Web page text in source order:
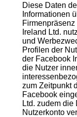
Diese Daten
Informationen
Ireland Ltd.
und
Profilen der
der Facebook
die Nutzer
zum Zeitpunkt
Facebook
Ltd. zudem
Nutzerkonto